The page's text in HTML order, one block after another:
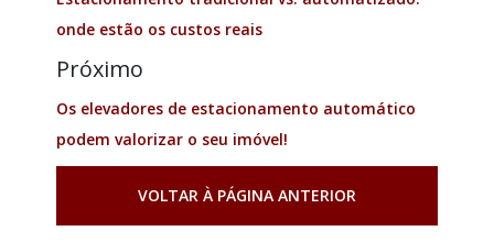
onde estão os custos reais
Próximo
Os elevadores de estacionamento automático
podem valorizar o seu imóvel!
VOLTAR À PÁGINA ANTERIOR